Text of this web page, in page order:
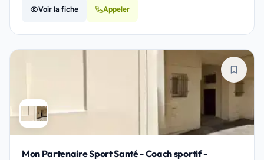
Voir la fiche Appeler
Mon Partenaire Sport Santé - Coach sportif -